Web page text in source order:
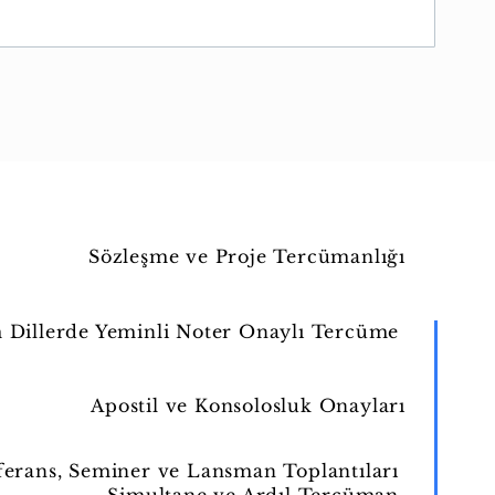
Sözleşme ve Proje Tercümanlığı
Dillerde Yeminli Noter Onaylı Tercüme
Apostil ve Konsolosluk Onayları
Seminer ve Lansman Toplantıları